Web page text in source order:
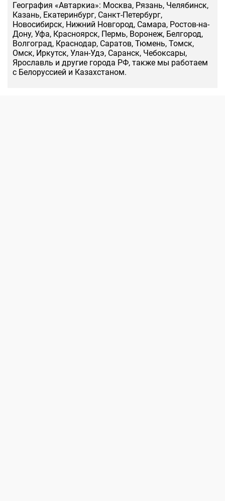
География «Автаркиа»: Москва, Рязань, Челябинск,
Казань, Екатеринбург, Санкт-Петербург,
Новосибирск, Нижний Новгород, Самара, Ростов-на-
Дону, Уфа, Красноярск, Пермь, Воронеж, Белгород,
Волгоград, Краснодар, Саратов, Тюмень, Томск,
Омск, Иркутск, Улан-Удэ, Саранск, Чебоксары,
Ярославль и другие города РФ, также мы работаем
с Белоруссией и Казахстаном.